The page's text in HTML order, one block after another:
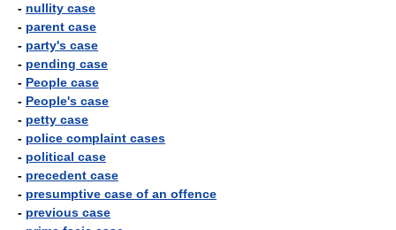
- nullity case
- parent case
- party's case
- pending case
- People case
- People's case
- petty case
- police complaint cases
- political case
- precedent case
- presumptive case of an offence
- previous case